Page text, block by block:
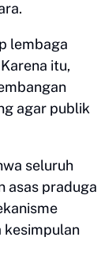
lembaga
itu,
agar publik
seluruh
asas praduga
kesimpulan